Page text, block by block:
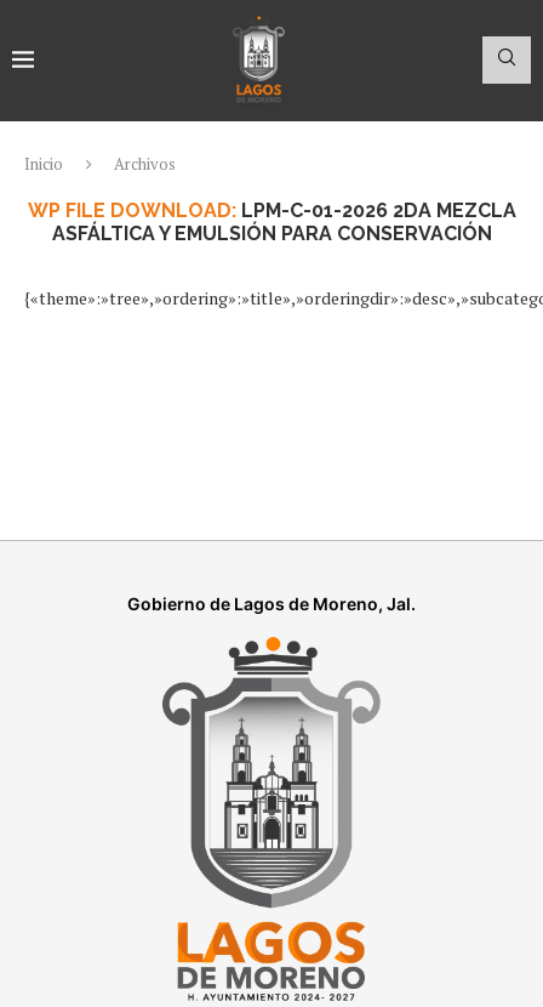
Inicio Archivos
WP FILE DOWNLOAD: LPM-C-01-2026 2DA MEZCLA
ASFÁLTICA Y EMULSIÓN PARA CONSERVACIÓN
Gobierno de Lagos de Moreno, Jal.